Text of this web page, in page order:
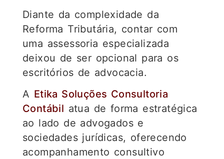
Diante da complexidade da
Reforma Tributária, contar com
uma assessoria especializada
deixou de ser opcional para os
escritórios de advocacia.
A Etika Soluções Consultoria
Contábil atua de forma estratégica
ao lado de advogados e
sociedades jurídicas, oferecendo
acompanhamento consultivo